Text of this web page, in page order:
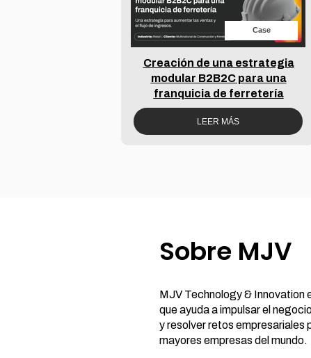
LEER MÁS
Case
Creación de una estrategia
modular B2B2C para una
franquicia de ferretería
Sobre MJV
MJV Technology & Innovation
que ayuda a impulsar el
y resolver retos empresariales
mayores empresas del mundo.